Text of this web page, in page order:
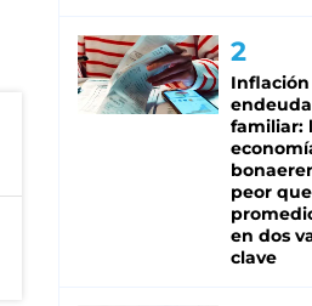
Inflación
familiar:
peor
en dos
clave